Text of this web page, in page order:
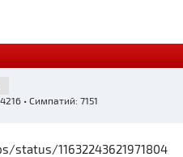
• Симпатий: 7151
status/11632243621971804